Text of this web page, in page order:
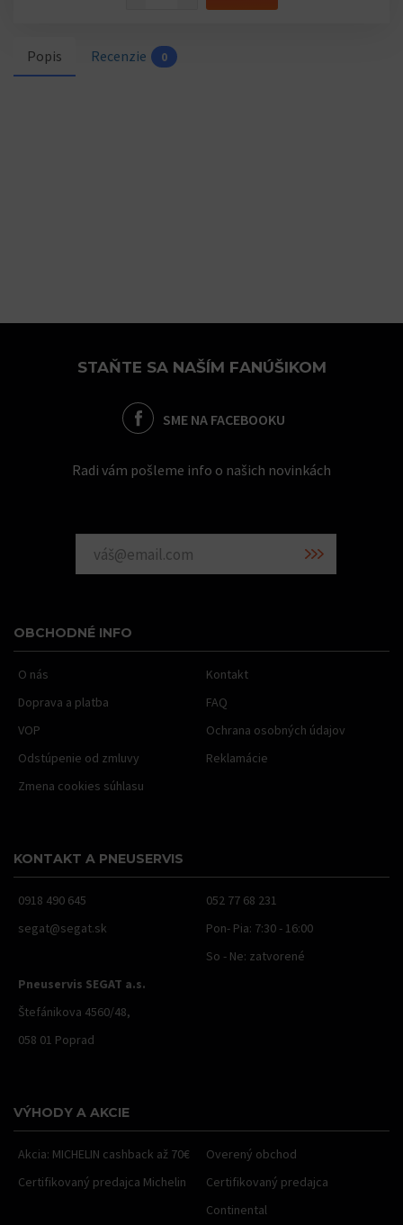
Popis Recenzie 0
STAŇTE SA NAŠÍM FANÚŠIKOM
SME NA FACEBOOKU
Radi vám pošleme info o našich novinkách
OBCHODNÉ INFO
O nás
Kontakt
Doprava a platba
FAQ
VOP
Ochrana osobných údajov
Odstúpenie od zmluvy
Reklamácie
Zmena cookies súhlasu
KONTAKT A PNEUSERVIS
0918 490 645
052 77 68 231
segat@segat.sk
Pon- Pia: 7:30 - 16:00
So - Ne: zatvorené
Pneuservis SEGAT a.s.
Štefánikova 4560/48,
058 01 Poprad
VÝHODY A AKCIE
Akcia: MICHELIN cashback až 70€
Overený obchod
Certifikovaný predajca Michelin
Certifikovaný predajca
Continental